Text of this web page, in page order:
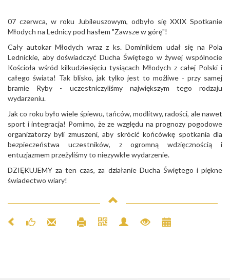
07 czerwca, w roku Jubileuszowym, odbyło się XXIX Spotkanie
Młodych na Lednicy pod hasłem "Zawsze w górę"!
Cały autokar Młodych wraz z ks. Dominikiem udał się na Pola
Lednickie, aby doświadczyć Ducha Świętego w żywej wspólnocie
Kościoła wśród kilkudziesięciu tysiącach Młodych z całej Polski i
całego świata! Tak blisko, jak tylko jest to możliwe - przy samej
bramie Ryby - uczestniczyliśmy największym tego rodzaju
wydarzeniu.
Jak co roku było wiele śpiewu, tańców, modlitwy, radości, ale nawet
sport i integracja! Pomimo, że ze względu na prognozy pogodowe
organizatorzy byli zmuszeni, aby skrócić końcówkę spotkania dla
bezpieczeństwa uczestników, z ogromną wdzięcznością i
entuzjazmem przeżyliśmy to niezywkłe wydarzenie.
DZIĘKUJEMY za ten czas, za działanie Ducha Świętego i piękne
świadectwo wiary!